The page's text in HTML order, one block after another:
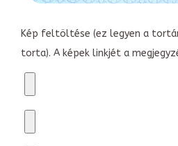
Kép feltöltése (ez legyen a
torta). A képek linkjét a